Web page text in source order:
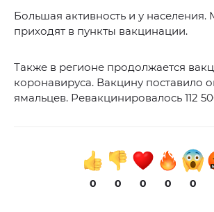
Большая активность и у населения.
приходят в пункты вакцинации.
Также в регионе продолжается
коронавируса. Вакцину поставило
ямальцев. Ревакцинировалось 112
0 0 0 0 0